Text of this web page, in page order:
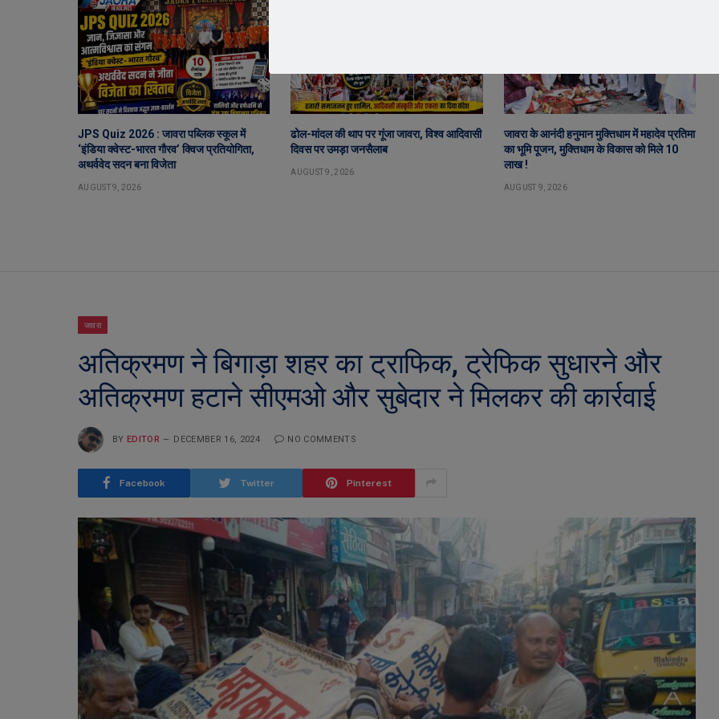
JPS Quiz 2026 : जावरा पब्लिक स्कूल में
‘इंडिया क्वेस्ट-भारत गौरव’ क्विज प्रतियोगिता,
अथर्ववेद सदन बना विजेता
AUGUST 9, 2026
ढोल-मांदल की थाप पर गूंजा जावरा, विश्व आदिवासी
दिवस पर उमड़ा जनसैलाब
AUGUST 9, 2026
जावरा के आनंदी हनुमान मुक्तिधाम में महादेव प्रतिमा
का भूमि पूजन, मुक्तिधाम के विकास को मिले 10
लाख !
AUGUST 9, 2026
जावरा
अतिक्रमण ने बिगाड़ा शहर का ट्राफिक, ट्रेफिक सुधारने और
अतिक्रमण हटाने सीएमओ और सुबेदार ने मिलकर की कार्रवाई
BY EDITOR DECEMBER 16, 2024 NO COMMENTS
Facebook Twitter Pinterest